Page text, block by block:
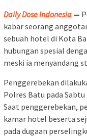
Daily Dose Indonesia —
kabar seorang
sebuah hotel di Kota
hubungan spesial
meski ia menyandang
Penggerebekan
Polres Batu pada
Saat penggerebekan,
kamar hotel beserta
pada dugaan